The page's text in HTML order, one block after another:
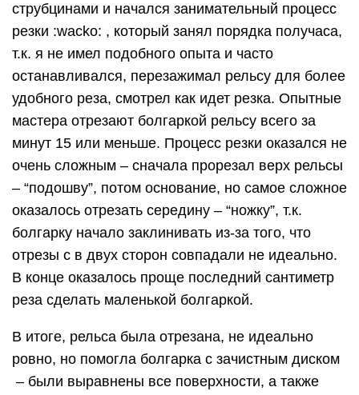
струбцинами и начался занимательный процесс
резки :wacko: , который занял порядка получаса,
т.к. я не имел подобного опыта и часто
останавливался, перезажимал рельсу для более
удобного реза, смотрел как идет резка. Опытные
мастера отрезают болгаркой рельсу всего за
минут 15 или меньше. Процесс резки оказался не
очень сложным – сначала прорезал верх рельсы
– “подошву”, потом основание, но самое сложное
оказалось отрезать середину – “ножку”, т.к.
болгарку начало заклинивать из-за того, что
отрезы с в двух сторон совпадали не идеально.
В конце оказалось проще последний сантиметр
реза сделать маленькой болгаркой.
В итоге, рельса была отрезана, не идеально
ровно, но помогла болгарка с зачистным диском
– были выравнены все поверхности, а также